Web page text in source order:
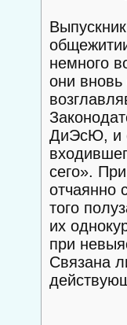
немного
они вновь
ДиЭсЮ, и
сего».
отчаянно
того
их
при
Связана